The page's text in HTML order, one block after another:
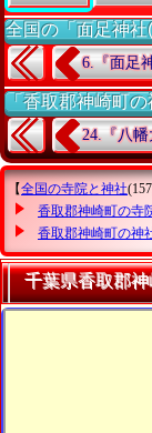
全国の「面足神
6.『面足
「香取郡神崎町
24.『八
【全国の寺院と神社
香取郡神崎町の寺
香取郡神崎町の神
千葉県香取郡